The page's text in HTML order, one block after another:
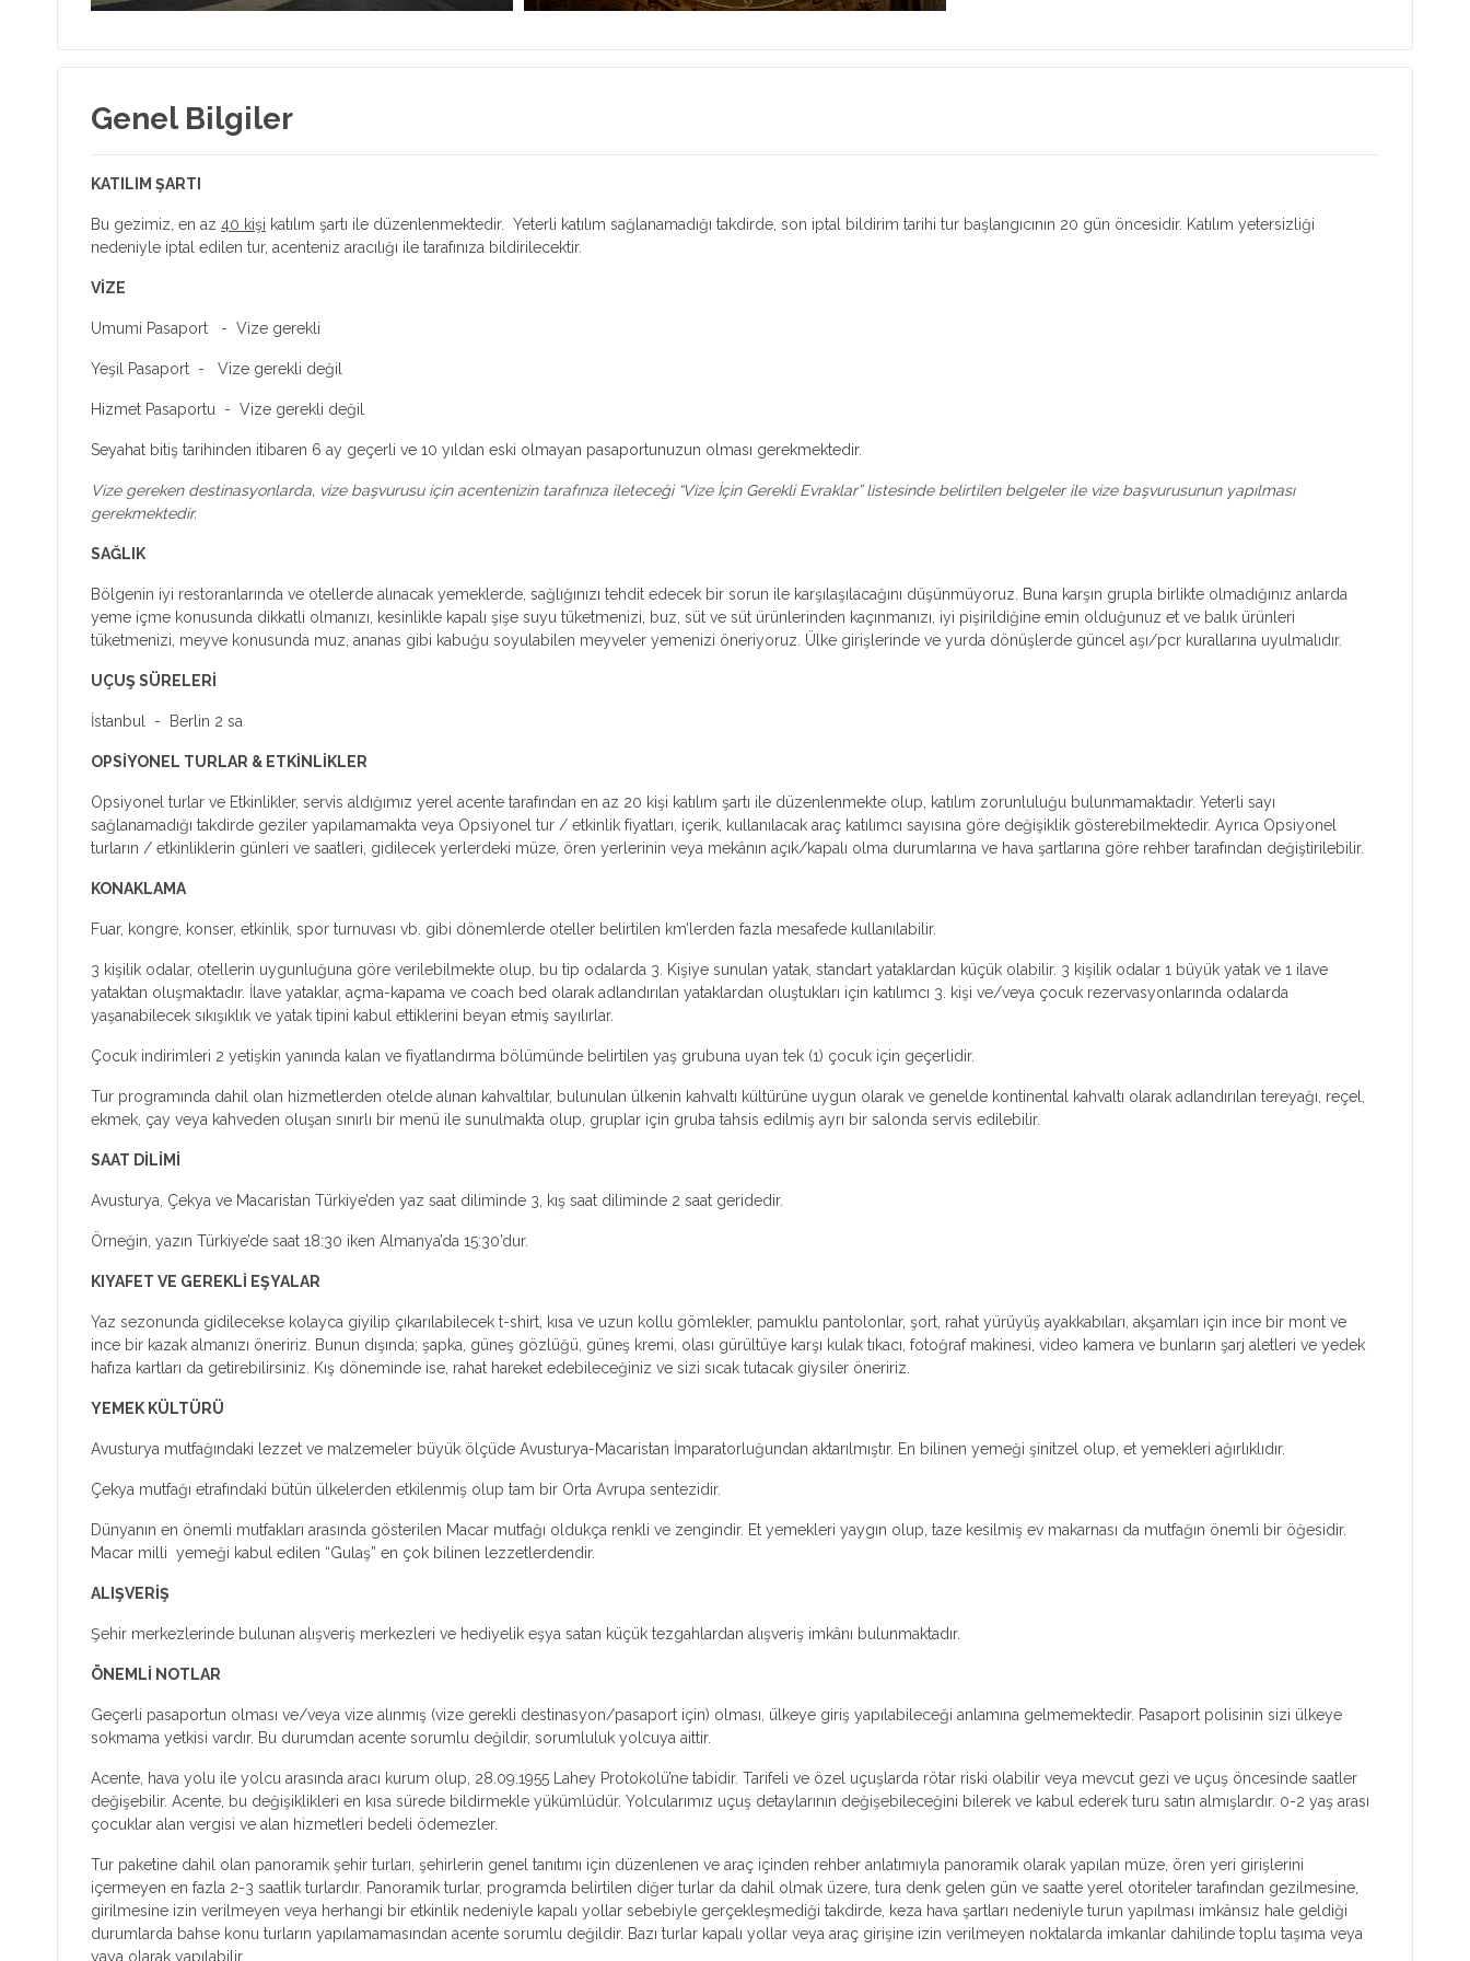
Genel Bilgiler
KATILIM ŞARTI
Bu gezimiz, en az 40 kişi katılım şartı ile düzenlenmektedir. Yeterli katılım sağlanamadığı takdirde, son iptal bildirim tarihi tur başlangıcının 20 gün öncesidir. Katılım yetersizliği
nedeniyle iptal edilen tur, acenteniz aracılığı ile tarafınıza bildirilecektir.
VİZE
Umumi Pasaport - Vize gerekli
Yeşil Pasaport - Vize gerekli değil
Hizmet Pasaportu - Vize gerekli değil
Seyahat bitiş tarihinden itibaren 6 ay geçerli ve 10 yıldan eski olmayan pasaportunuzun olması gerekmektedir.
Vize gereken destinasyonlarda, vize başvurusu için acentenizin tarafınıza ileteceği “Vize İçin Gerekli Evraklar” listesinde belirtilen belgeler ile vize başvurusunun yapılması
gerekmektedir.
SAĞLIK
Bölgenin iyi restoranlarında ve otellerde alınacak yemeklerde, sağlığınızı tehdit edecek bir sorun ile karşılaşılacağını düşünmüyoruz. Buna karşın grupla birlikte olmadığınız anlarda
yeme içme konusunda dikkatli olmanızı, kesinlikle kapalı şişe suyu tüketmenizi, buz, süt ve süt ürünlerinden kaçınmanızı, iyi pişirildiğine emin olduğunuz et ve balık ürünleri
tüketmenizi, meyve konusunda muz, ananas gibi kabuğu soyulabilen meyveler yemenizi öneriyoruz. Ülke girişlerinde ve yurda dönüşlerde güncel aşı/pcr kurallarına uyulmalıdır.
UÇUŞ SÜRELERİ
İstanbul - Berlin 2 sa
OPSİYONEL TURLAR & ETKİNLİKLER
Opsiyonel turlar ve Etkinlikler, servis aldığımız yerel acente tarafından en az 20 kişi katılım şartı ile düzenlenmekte olup, katılım zorunluluğu bulunmamaktadır. Yeterli sayı
sağlanamadığı takdirde geziler yapılamamakta veya Opsiyonel tur / etkinlik fiyatları, içerik, kullanılacak araç katılımcı sayısına göre değişiklik gösterebilmektedir. Ayrıca Opsiyonel
turların / etkinliklerin günleri ve saatleri, gidilecek yerlerdeki müze, ören yerlerinin veya mekânın açık/kapalı olma durumlarına ve hava şartlarına göre rehber tarafından değiştirilebilir.
KONAKLAMA
Fuar, kongre, konser, etkinlik, spor turnuvası vb. gibi dönemlerde oteller belirtilen km’lerden fazla mesafede kullanılabilir.
3 kişilik odalar, otellerin uygunluğuna göre verilebilmekte olup, bu tip odalarda 3. Kişiye sunulan yatak, standart yataklardan küçük olabilir. 3 kişilik odalar 1 büyük yatak ve 1 ilave
yataktan oluşmaktadır. İlave yataklar, açma-kapama ve coach bed olarak adlandırılan yataklardan oluştukları için katılımcı 3. kişi ve/veya çocuk rezervasyonlarında odalarda
yaşanabilecek sıkışıklık ve yatak tipini kabul ettiklerini beyan etmiş sayılırlar.
Çocuk indirimleri 2 yetişkin yanında kalan ve fiyatlandırma bölümünde belirtilen yaş grubuna uyan tek (1) çocuk için geçerlidir.
Tur programında dahil olan hizmetlerden otelde alınan kahvaltılar, bulunulan ülkenin kahvaltı kültürüne uygun olarak ve genelde kontinental kahvaltı olarak adlandırılan tereyağı, reçel,
ekmek, çay veya kahveden oluşan sınırlı bir menü ile sunulmakta olup, gruplar için gruba tahsis edilmiş ayrı bir salonda servis edilebilir.
SAAT DİLİMİ
Avusturya, Çekya ve Macaristan Türkiye’den yaz saat diliminde 3, kış saat diliminde 2 saat geridedir.
Örneğin, yazın Türkiye’de saat 18:30 iken Almanya’da 15:30’dur.
KIYAFET VE GEREKLİ EŞYALAR
Yaz sezonunda gidilecekse kolayca giyilip çıkarılabilecek t-shirt, kısa ve uzun kollu gömlekler, pamuklu pantolonlar, şort, rahat yürüyüş ayakkabıları, akşamları için ince bir mont ve
ince bir kazak almanızı öneririz. Bunun dışında; şapka, güneş gözlüğü, güneş kremi, olası gürültüye karşı kulak tıkacı, fotoğraf makinesi, video kamera ve bunların şarj aletleri ve yedek
hafıza kartları da getirebilirsiniz. Kış döneminde ise, rahat hareket edebileceğiniz ve sizi sıcak tutacak giysiler öneririz.
YEMEK KÜLTÜRÜ
Avusturya mutfağındaki lezzet ve malzemeler büyük ölçüde Avusturya-Macaristan İmparatorluğundan aktarılmıştır. En bilinen yemeği şinitzel olup, et yemekleri ağırlıklıdır.
Çekya mutfağı etrafındaki bütün ülkelerden etkilenmiş olup tam bir Orta Avrupa sentezidir.
Dünyanın en önemli mutfakları arasında gösterilen Macar mutfağı oldukça renkli ve zengindir. Et yemekleri yaygın olup, taze kesilmiş ev makarnası da mutfağın önemli bir öğesidir.
Macar milli yemeği kabul edilen “Gulaş” en çok bilinen lezzetlerdendir.
ALIŞVERİŞ
Şehir merkezlerinde bulunan alışveriş merkezleri ve hediyelik eşya satan küçük tezgahlardan alışveriş imkânı bulunmaktadır.
ÖNEMLİ NOTLAR
Geçerli pasaportun olması ve/veya vize alınmış (vize gerekli destinasyon/pasaport için) olması, ülkeye giriş yapılabileceği anlamına gelmemektedir. Pasaport polisinin sizi ülkeye
sokmama yetkisi vardır. Bu durumdan acente sorumlu değildir, sorumluluk yolcuya aittir.
Acente, hava yolu ile yolcu arasında aracı kurum olup, 28.09.1955 Lahey Protokolü’ne tabidir. Tarifeli ve özel uçuşlarda rötar riski olabilir veya mevcut gezi ve uçuş öncesinde saatler
değişebilir. Acente, bu değişiklikleri en kısa sürede bildirmekle yükümlüdür. Yolcularımız uçuş detaylarının değişebileceğini bilerek ve kabul ederek turu satın almışlardır. 0-2 yaş arası
çocuklar alan vergisi ve alan hizmetleri bedeli ödemezler.
Tur paketine dahil olan panoramik şehir turları, şehirlerin genel tanıtımı için düzenlenen ve araç içinden rehber anlatımıyla panoramik olarak yapılan müze, ören yeri girişlerini
içermeyen en fazla 2-3 saatlik turlardır. Panoramik turlar, programda belirtilen diğer turlar da dahil olmak üzere, tura denk gelen gün ve saatte yerel otoriteler tarafından gezilmesine,
girilmesine izin verilmeyen veya herhangi bir etkinlik nedeniyle kapalı yollar sebebiyle gerçekleşmediği takdirde, keza hava şartları nedeniyle turun yapılması imkânsız hale geldiği
durumlarda bahse konu turların yapılamamasından acente sorumlu değildir. Bazı turlar kapalı yollar veya araç girişine izin verilmeyen noktalarda imkanlar dahilinde toplu taşıma veya
yaya olarak yapılabilir.